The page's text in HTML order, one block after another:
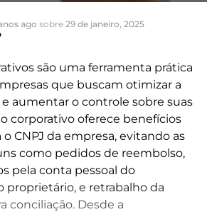
ago sobre 29 de janeiro, 2025
são uma ferramenta prática
que buscam otimizar a
aumentar o controle sobre suas
corporativo oferece benefícios
CNPJ da empresa, evitando as
como pedidos de reembolso,
pela conta pessoal do
proprietário, e retrabalho da
conciliação. Desde a